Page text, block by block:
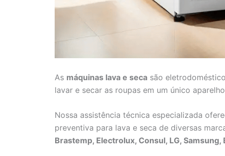
As máquinas lava e seca são
lavar e secar as roupas em um único
Nossa assistência técnica especializada
preventiva para lava e seca de diversas
Brastemp, Electrolux, Consul, LG, Samsung,